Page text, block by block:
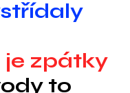
je zpátky
to